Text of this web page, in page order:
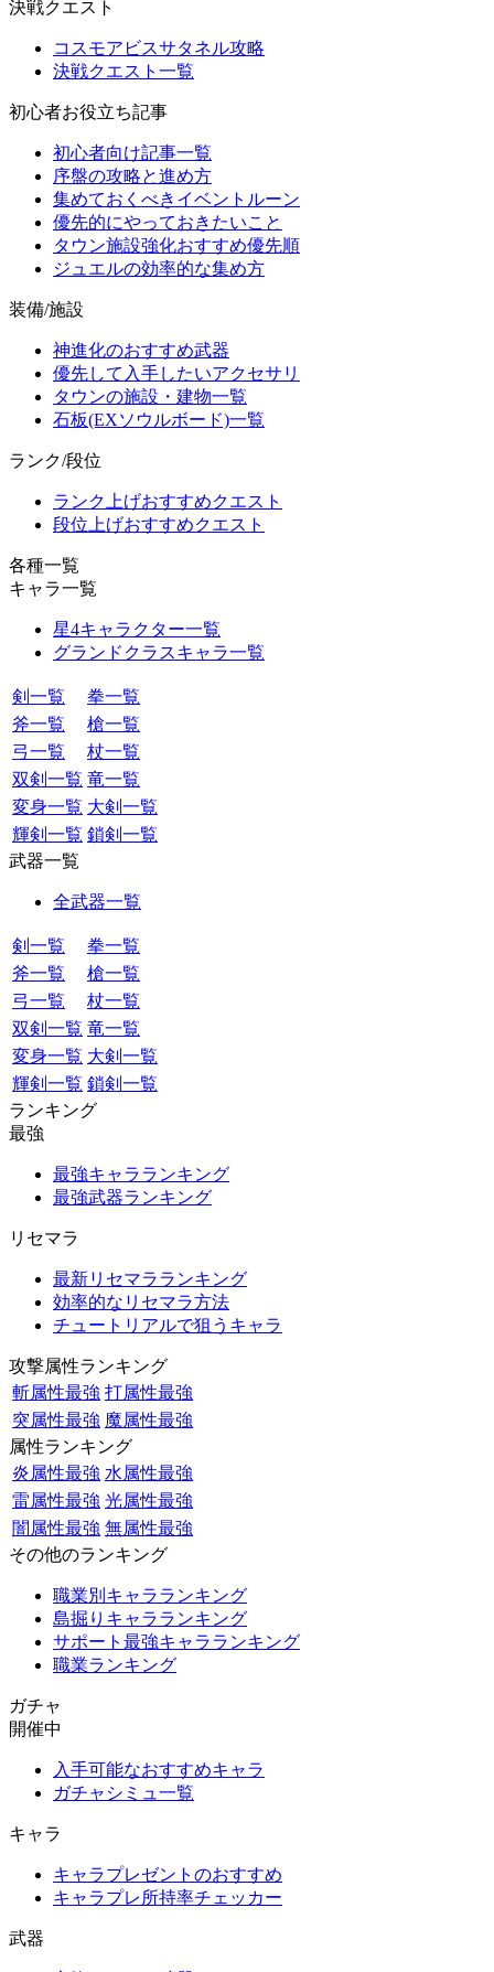
決戦クエスト
コスモアビスサタネル攻略
決戦クエスト一覧
初心者お役立ち記事
初心者向け記事一覧
序盤の攻略と進め方
集めておくべきイベントルーン
優先的にやっておきたいこと
タウン施設強化おすすめ優先順
ジュエルの効率的な集め方
装備/施設
神進化のおすすめ武器
優先して入手したいアクセサリ
タウンの施設・建物一覧
石板(EXソウルボード)一覧
ランク/段位
ランク上げおすすめクエスト
段位上げおすすめクエスト
各種一覧
キャラ一覧
星4キャラクター一覧
グランドクラスキャラ一覧
剣一覧
拳一覧
斧一覧
槍一覧
弓一覧
杖一覧
双剣一覧 竜一覧
変身一覧 大剣一覧
輝剣一覧 鎖剣一覧
武器一覧
全武器一覧
剣一覧
拳一覧
斧一覧
槍一覧
弓一覧
杖一覧
双剣一覧 竜一覧
変身一覧 大剣一覧
輝剣一覧 鎖剣一覧
ランキング
最強
最強キャラランキング
最強武器ランキング
リセマラ
最新リセマラランキング
効率的なリセマラ方法
チュートリアルで狙うキャラ
攻撃属性ランキング
斬属性最強 打属性最強
突属性最強 魔属性最強
属性ランキング
炎属性最強 水属性最強
雷属性最強 光属性最強
闇属性最強 無属性最強
その他のランキング
職業別キャラランキング
島掘りキャラランキング
サポート最強キャラランキング
職業ランキング
ガチャ
開催中
入手可能なおすすめキャラ
ガチャシミュ一覧
キャラ
キャラプレゼントのおすすめ
キャラプレ所持率チェッカー
武器